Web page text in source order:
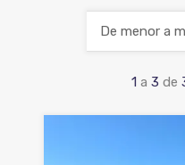
1 a 3 de
De menor a